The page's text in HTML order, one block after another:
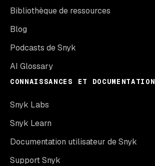
Bibliothèque de ressources
Blog
Podcasts de Snyk
AI Glossary
CONNAISSANCES ET DOCUMENTATION
Snyk Labs
Snyk Learn
Documentation utilisateur de Snyk
Support Snyk